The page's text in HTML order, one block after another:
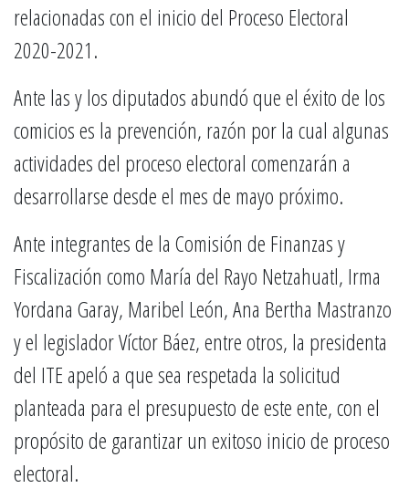
relacionadas con el inicio del Proceso Electoral
2020-2021.
Ante las y los diputados abundó que el éxito de los
comicios es la prevención, razón por la cual algunas
actividades del proceso electoral comenzarán a
desarrollarse desde el mes de mayo próximo.
Ante integrantes de la Comisión de Finanzas y
Fiscalización como María del Rayo Netzahuatl, Irma
Yordana Garay, Maribel León, Ana Bertha Mastranzo
y el legislador Víctor Báez, entre otros, la presidenta
del ITE apeló a que sea respetada la solicitud
planteada para el presupuesto de este ente, con el
propósito de garantizar un exitoso inicio de proceso
electoral.